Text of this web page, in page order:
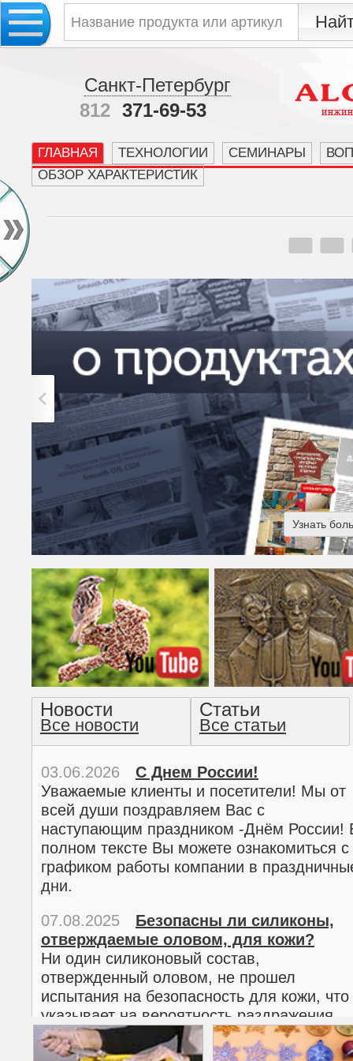
Санкт-Петербург
812 371-69-53
ГЛАВНАЯ ТЕХНОЛОГИИ СЕМИНАРЫ
ОБЗОР ХАРАКТЕРИСТИК
Узнать
Американская готика -
прочтение методом
Новости
Все новости
Статьи
Все статьи
03.06.2026
С Днем России!
Уважаемые клиенты и посетители! Мы от
всей души поздравляем Вас с
наступающим праздником -Днём России!
полном тексте Вы можете ознакомиться с
графиком работы компании в
дни.
02.03.2026
С 8 марта!
Дорогие женщины!
Поздравляем Вас с наступающим
Международным женским днем 8 марта!
полном тексте можно ознакомиться с
графиком работы компании в
07.08.2025
Безопасны ли силиконы,
отверждаемые оловом, для кожи?
Ни один силиконовый состав,
отвержденный оловом, не прошел
испытания на безопасность для кожи, что
указывает на вероятность раздражения
кожи.